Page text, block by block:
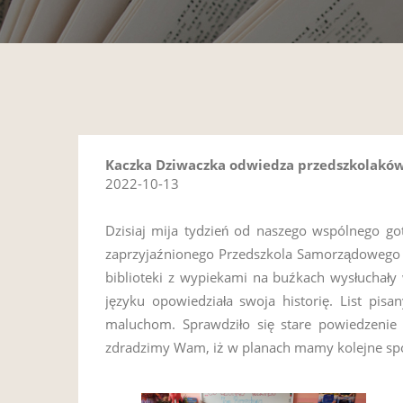
Kaczka Dziwaczka odwiedza
2022-10-13
Dzisiaj mija tydzień od naszego wspólnego
zaprzyjaźnionego Przedszkola
biblioteki z wypiekami na buźkach
języku opowiedziała swoja historię. List
maluchom. Sprawdziło się stare
zdradzimy Wam, iż w planach mamy kolejne